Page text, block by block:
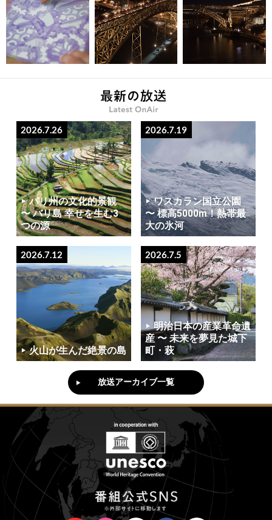
2026.7.26
バリ州の文化的景観
〜 バリ島 幸せを生む3
つの源
2026.7.19
ワスカラン国立公園
〜 標高5000m！熱帯最
大の氷河
2026.7.12
火山が生んだ絶景の島
2026.7.5
明治日本の産業革命遺
産 〜 未来を夢見た城下
町・萩
放送アーカイブ一覧